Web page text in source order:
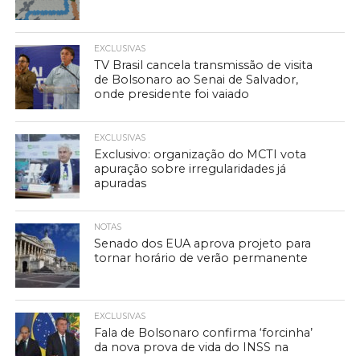
EXCLUSIVAS
TV Brasil cancela transmissão de visita
de Bolsonaro ao Senai de Salvador,
onde presidente foi vaiado
EXCLUSIVAS
Exclusivo: organização do MCTI vota
apuração sobre irregularidades já
apuradas
NOTAS
Senado dos EUA aprova projeto para
tornar horário de verão permanente
EXCLUSIVAS
Fala de Bolsonaro confirma ‘forcinha’
da nova prova de vida do INSS na